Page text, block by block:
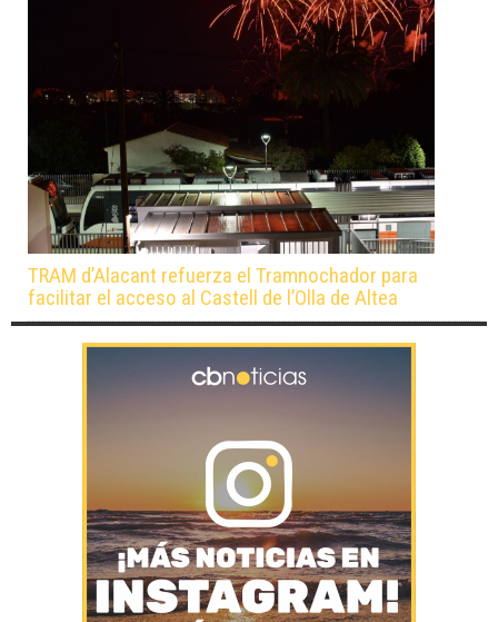
TRAM d’Alacant refuerza el Tramnochador para
facilitar el acceso al Castell de l’Olla de Altea